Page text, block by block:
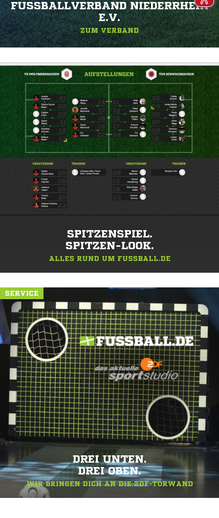
FUSSBALLVERBAND NIEDERRHEIN E
.V.
ZUM VERBAND
SPITZENSPIEL.
SPITZEN-LOOK.
ALLES RUND UM FUSSBALL.DE
SERVICE
DREI UNTEN.
DREI OBEN.
WIR BRINGEN DICH AN DIE ZDF-TORWAND